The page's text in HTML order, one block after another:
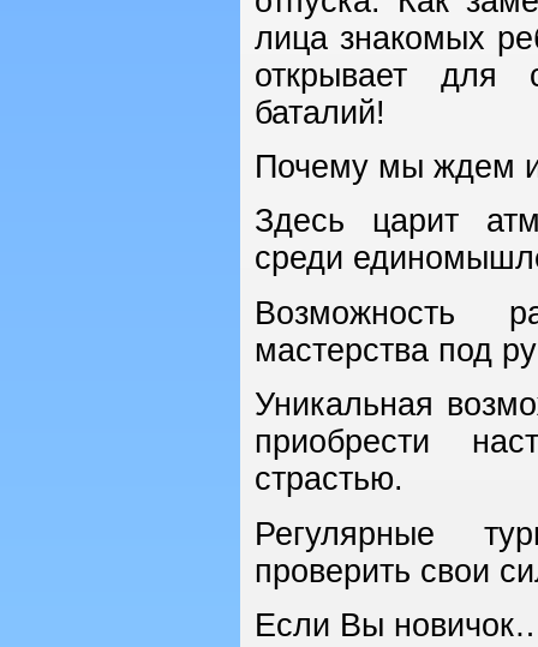
лица знакомых
открывает для
баталий!
Почему мы ждем
Здесь царит
среди
Возможность
мастерства под
Уникальная
приобрести
страстью.
Регулярные
проверить свои
Если Вы